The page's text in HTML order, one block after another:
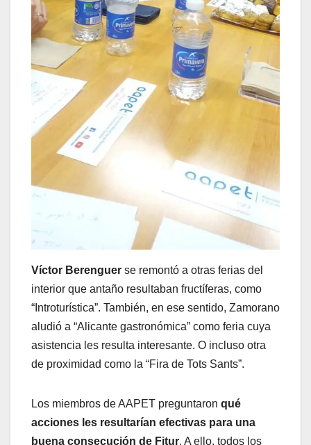
Víctor Berenguer se remontó a otras ferias del
interior que antaño resultaban fructíferas, como
“Introturística”. También, en ese sentido, Zamorano
aludió a “Alicante gastronómica” como feria cuya
asistencia les resulta interesante. O incluso otra
de proximidad como la “Fira de Tots Sants”.
Los miembros de AAPET preguntaron qué
acciones les resultarían efectivas para una
buena consecución de Fitur. A ello, todos los